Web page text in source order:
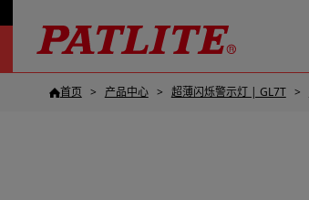
首页 产品中心 超薄闪烁警示灯​ | GL7T